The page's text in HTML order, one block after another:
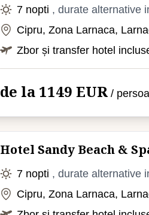
7 nopti , durate alternative
Cipru, Zona Larnaca,
Zbor și transfer hotel
de la 1149 EUR /
Hotel Sandy Beach &
7 nopti , durate alternative
Cipru, Zona Larnaca,